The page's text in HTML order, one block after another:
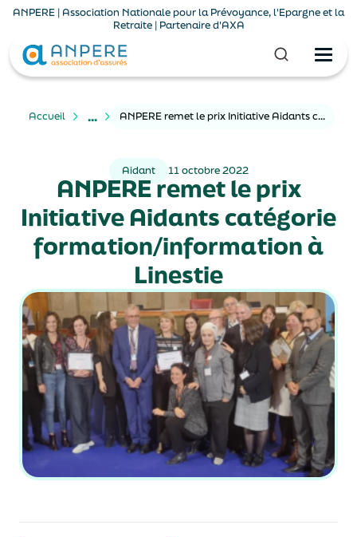
ANPERE | Association Nationale pour la Prévoyance, l'Epargne et la
Retraite | Partenaire d'AXA
Accueil ... ANPERE remet le prix Initiative Aidants catégorie formation/information à Linestie
Aidant 11 octobre 2022
ANPERE remet le prix
Initiative Aidants catégorie
formation/information à
Linestie